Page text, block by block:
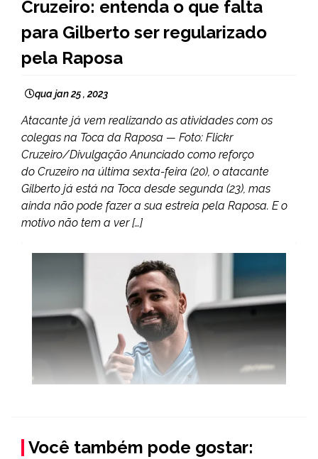
Cruzeiro: entenda o que falta
para Gilberto ser regularizado
pela Raposa
qua jan 25 , 2023
Atacante já vem realizando as atividades com os
colegas na Toca da Raposa — Foto: Flickr
Cruzeiro/Divulgação Anunciado como reforço
do Cruzeiro na última sexta-feira (20), o atacante
Gilberto já está na Toca desde segunda (23), mas
ainda não pode fazer a sua estreia pela Raposa. E o
motivo não tem a ver […]
Você também pode gostar: